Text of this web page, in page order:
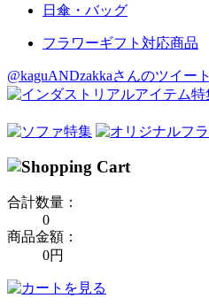
日傘・バッグ
フラワーギフト対応商品
@kaguANDzakkaさんのツイート
合計数量：
0
商品金額：
0円